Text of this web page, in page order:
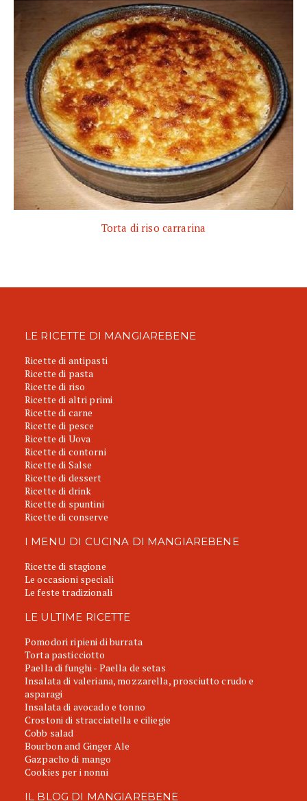
Torta di riso carrarina
LE RICETTE DI MANGIAREBENE
Ricette di antipasti
Ricette di pasta
Ricette di riso
Ricette di altri primi
Ricette di carne
Ricette di pesce
Ricette di Uova
Ricette di contorni
Ricette di Salse
Ricette di dessert
Ricette di drink
Ricette di spuntini
Ricette di conserve
I MENU DI CUCINA DI MANGIAREBENE
Ricette di stagione
Le occasioni speciali
Le feste tradizionali
LE ULTIME RICETTE
Pomodori ripieni di burrata
Torta pasticciotto
Paella di funghi - Paella de setas
Insalata di valeriana, mozzarella, prosciutto crudo e
asparagi
Insalata di avocado e tonno
Crostoni di stracciatella e ciliegie
Cobb salad
Bourbon and Ginger Ale
Gazpacho di mango
Cookies per i nonni
IL BLOG DI MANGIAREBENE